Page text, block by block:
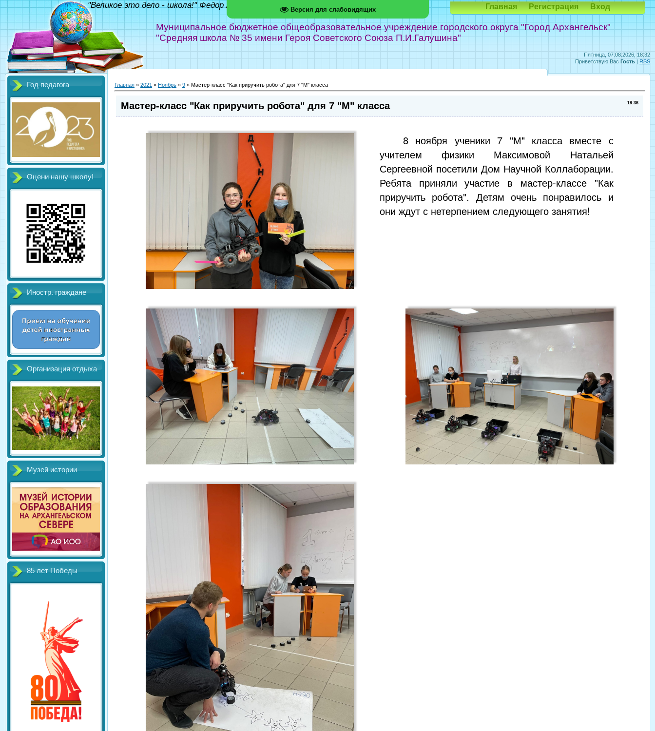
Версия для слабовидящих
Пятница, 07.08.2026, 18:32
Приветствую Вас Гость | RSS
Муниципальное бюджетное общеобразовательное учреждение городского округа "Город Архангельск"
"Средняя школа № 35 имени Героя Советского Союза П.И.Галушина"
"Великое это дело - школа!" Федор Абрамов Главная Регистрация Вход
Год педагога
Оцени нашу школу!
Иностр. граждане
Организация отдыха
Музей истории
85 лет Победы
Главная » 2021 » Ноябрь » 9 » Мастер-класс "Как приручить робота" для 7 "М" класса
19:36
Мастер-класс "Как приручить робота" для 7 "М" класса
8 ноября ученики 7 "М" класса вместе с
учителем физики Максимовой Натальей
Сергеевной посетили Дом Научной Коллаборации.
Ребята приняли участие в мастер-классе "Как
приручить робота". Детям очень понравилось и
они ждут с нетерпением следующего занятия!